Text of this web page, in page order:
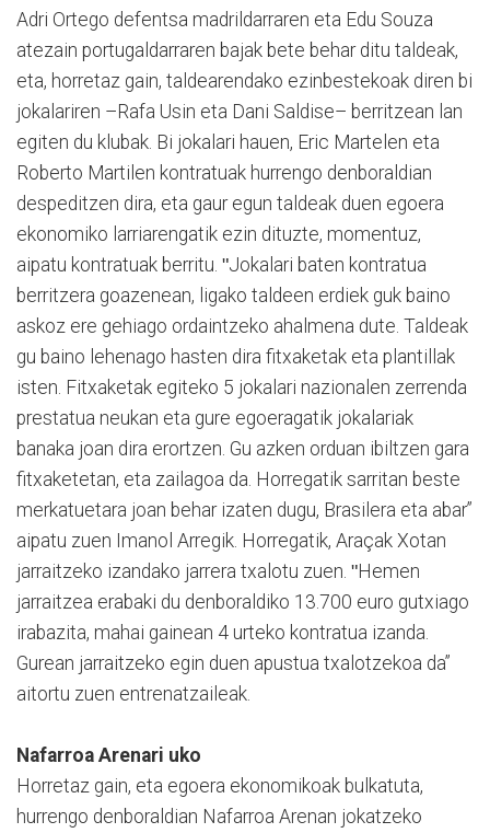
Adri Ortego defentsa madrildarraren eta Edu Souza
atezain portugaldarraren bajak bete behar ditu taldeak,
eta, horretaz gain, taldearendako ezinbestekoak diren bi
jokalariren –Rafa Usin eta Dani Saldise– berritzean lan
egiten du klubak. Bi jokalari hauen, Eric Martelen eta
Roberto Martilen kontratuak hurrengo denboraldian
despeditzen dira, eta gaur egun taldeak duen egoera
ekonomiko larriarengatik ezin dituzte, momentuz,
aipatu kontratuak berritu. ʺJokalari baten kontratua
berritzera goazenean, ligako taldeen erdiek guk baino
askoz ere gehiago ordaintzeko ahalmena dute. Taldeak
gu baino lehenago hasten dira fitxaketak eta plantillak
isten. Fitxaketak egiteko 5 jokalari nazionalen zerrenda
prestatua neukan eta gure egoeragatik jokalariak
banaka joan dira erortzen. Gu azken orduan ibiltzen gara
fitxaketetan, eta zailagoa da. Horregatik sarritan beste
merkatuetara joan behar izaten dugu, Brasilera eta abar”
aipatu zuen Imanol Arregik. Horregatik, Araçak Xotan
jarraitzeko izandako jarrera txalotu zuen. ʺHemen
jarraitzea erabaki du denboraldiko 13.700 euro gutxiago
irabazita, mahai gainean 4 urteko kontratua izanda.
Gurean jarraitzeko egin duen apustua txalotzekoa da”
aitortu zuen entrenatzaileak.
Nafarroa Arenari uko
Horretaz gain, eta egoera ekonomikoak bulkatuta,
hurrengo denboraldian Nafarroa Arenan jokatzeko